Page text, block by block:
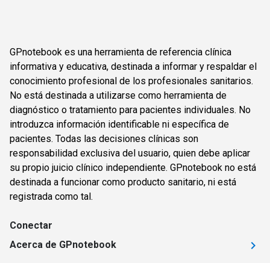
GPnotebook es una herramienta de referencia clínica
informativa y educativa, destinada a informar y respaldar el
conocimiento profesional de los profesionales sanitarios.
No está destinada a utilizarse como herramienta de
diagnóstico o tratamiento para pacientes individuales. No
introduzca información identificable ni específica de
pacientes. Todas las decisiones clínicas son
responsabilidad exclusiva del usuario, quien debe aplicar
su propio juicio clínico independiente. GPnotebook no está
destinada a funcionar como producto sanitario, ni está
registrada como tal.
Conectar
Acerca de GPnotebook